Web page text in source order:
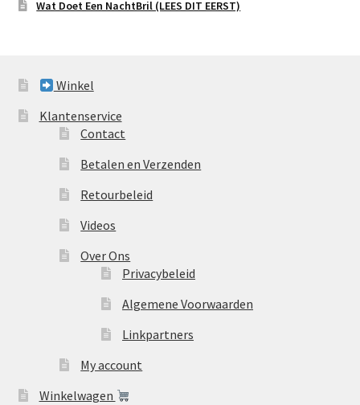
Wat Doet Een NachtBril (LEES DIT EERST)
Winkel
Klantenservice
Contact
Betalen en Verzenden
Retourbeleid
Videos
Over Ons
Privacybeleid
Algemene Voorwaarden
Linkpartners
My account
Winkelwagen